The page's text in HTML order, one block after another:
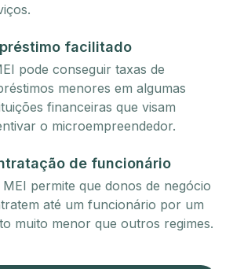
facilitado
pode conseguir taxas de
menores em algumas
financeiras que visam
o microempreendedor.
de funcionário
MEI permite que donos de negócio
até um funcionário por um
muito menor que outros regimes.